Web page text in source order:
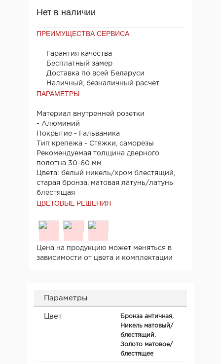
Нет в наличии
ПРЕИМУЩЕСТВА СЕРВИСА
Гарантия качества
Бесплатный замер
Доставка по всей Беларуси
Наличный, безналичный расчет
ПАРАМЕТРЫ
Материал внутренней розетки
- Алюминий
Покрытие - Гальваника
Тип крепежа - Стяжки, саморезы
Рекомендуемая толщина дверного
полотна 30-60 мм
Цвета: белый никель/хром блестящий,
старая бронза, матовая латунь/латунь
блестящая
ЦВЕТОВЫЕ РЕШЕНИЯ
Цена на продукцию может меняться в
зависимости от цвета и комплектации
Параметры
Цвет
Бронза античная,
Никель матовый/
блестящий,
Золото матовое/
блестящее